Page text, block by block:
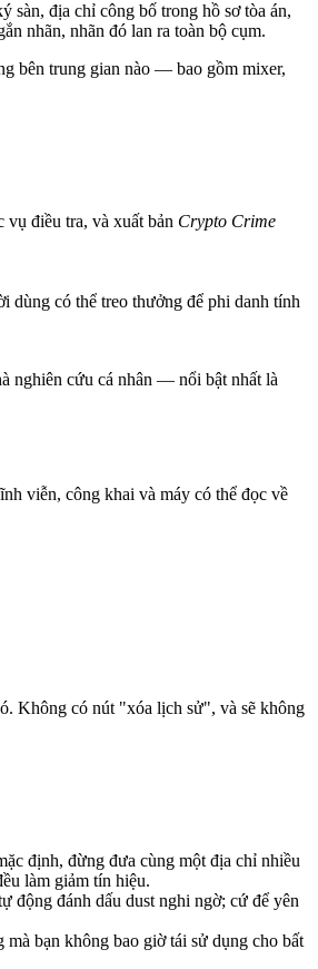
sàn, địa chỉ công bố trong hồ sơ tòa án,
nhãn, nhãn đó lan ra toàn bộ cụm.
bên trung gian nào — bao gồm mixer,
vụ điều tra, và xuất bản Crypto Crime
dùng có thể treo thưởng để phi danh tính
nghiên cứu cá nhân — nổi bật nhất là
viễn, công khai và máy có thể đọc về
Không có nút "xóa lịch sử", và sẽ không
định, đừng đưa cùng một địa chỉ nhiều
làm giảm tín hiệu.
động đánh dấu dust nghi ngờ; cứ để yên
bạn không bao giờ tái sử dụng cho bất